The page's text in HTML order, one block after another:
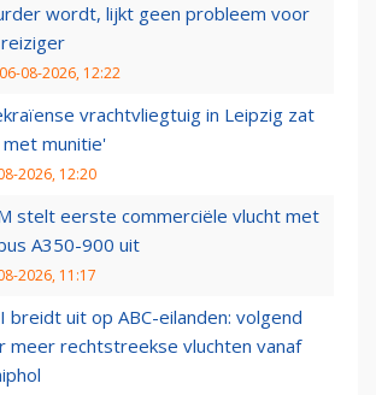
wordt, lijkt geen probleem voor
06-08-2026, 12:22
vrachtvliegtuig in Leipzig zat
munitie'
2026, 12:20
stelt eerste commerciële vlucht met
A350-900 uit
2026, 11:17
breidt uit op ABC-eilanden: volgend
meer rechtstreekse vluchten vanaf